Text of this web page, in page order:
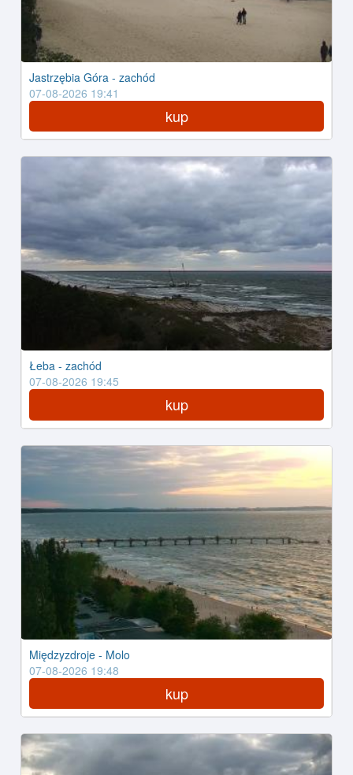
Jastrzębia Góra - zachód
07-08-2026 19:41
kup
Łeba - zachód
07-08-2026 19:45
kup
Międzyzdroje - Molo
07-08-2026 19:48
kup